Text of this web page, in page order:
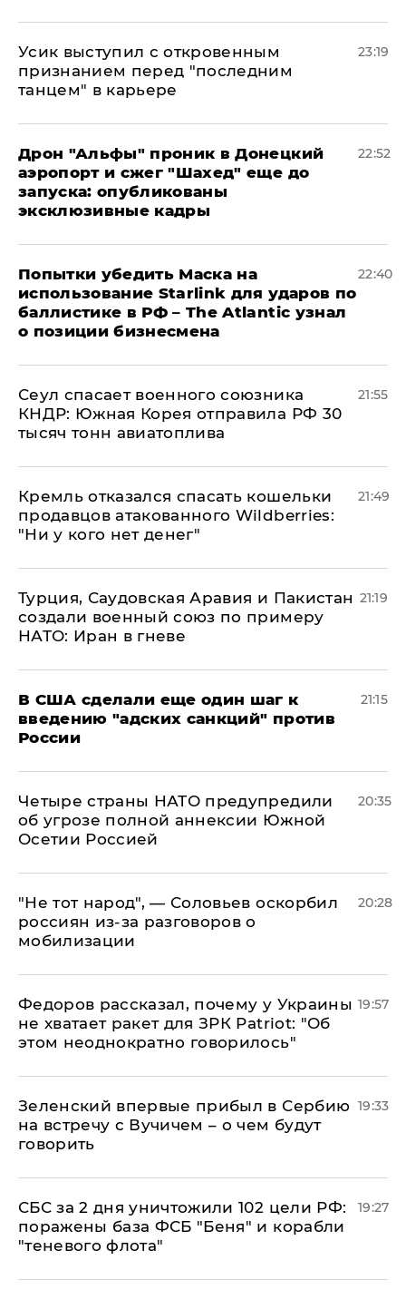
Усик выступил с откровенным
признанием перед "последним
танцем" в карьере
23:19
Дрон "Альфы" проник в Донецкий
аэропорт и сжег "Шахед" еще до
запуска: опубликованы
эксклюзивные кадры
22:52
Попытки убедить Маска на
использование Starlink для ударов по
баллистике в РФ – The Atlantic узнал
о позиции бизнесмена
22:40
​Сеул спасает военного союзника
КНДР: Южная Корея отправила РФ 30
тысяч тонн авиатоплива
21:55
Кремль отказался спасать кошельки
продавцов атакованного Wildberries:
"Ни у кого нет денег"
21:49
Турция, Саудовская Аравия и Пакистан
создали военный союз по примеру
НАТО: Иран в гневе
21:19
В США сделали еще один шаг к
введению "адских санкций" против
России
21:15
Четыре страны НАТО предупредили
об угрозе полной аннексии Южной
Осетии Россией
20:35
​"Не тот народ", — Соловьев оскорбил
россиян из-за разговоров о
мобилизации
20:28
Федоров рассказал, почему у Украины
не хватает ракет для ЗРК Patriot: "Об
этом неоднократно говорилось"
19:57
Зеленский впервые прибыл в Сербию
на встречу с Вучичем – о чем будут
говорить
19:33
СБС за 2 дня уничтожили 102 цели РФ:
поражены база ФСБ "Беня" и корабли
"теневого флота"
19:27